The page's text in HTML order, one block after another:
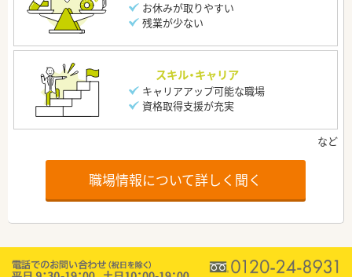
お休みが取りやすい
残業が少ない
スキル・キャリア
キャリアアップ可能な職場
資格取得支援が充実
職場情報について詳しく聞く